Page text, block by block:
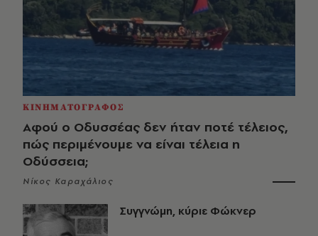
ΚΙΝΗΜΑΤΟΓΡΑΦΟΣ
Αφού ο Οδυσσέας δεν ήταν ποτέ τέλειος,
πώς περιμένουμε να είναι τέλεια η
Οδύσσεια;
Νίκος Καραχάλιος
Συγγνώμη, κύριε Φώκνερ